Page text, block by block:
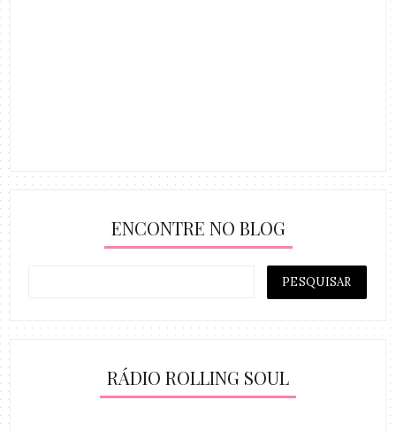
ENCONTRE NO BLOG
RÁDIO ROLLING SOUL